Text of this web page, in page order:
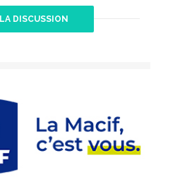
LA DISCUSSION